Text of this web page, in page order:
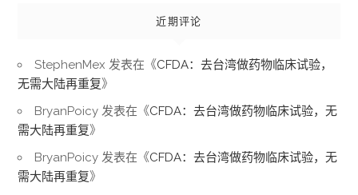
近期评论
StephenMex 发表在《CFDA：去台湾做药物临床试验，
无需大陆再重复》
BryanPoicy 发表在《CFDA：去台湾做药物临床试验，无
需大陆再重复》
BryanPoicy 发表在《CFDA：去台湾做药物临床试验，无
需大陆再重复》